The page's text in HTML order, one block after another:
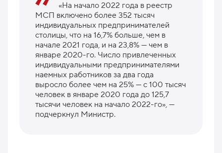
«На начало 2022 года в реестр
МСП включено более 352 тысяч
индивидуальных предпринимателей
столицы, что на 16,7% больше, чем в
начале 2021 года, и на 23,8% — чем в
январе 2020-го. Число привлеченных
индивидуальными предпринимателями
наемных работников за два года
выросло более чем на 25% — с 100 тысяч
человек в январе 2020 года до 125,7
тысячи человек на начало 2022-го», —
подчеркнул Министр.